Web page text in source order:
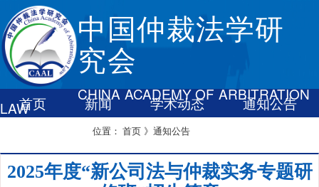
中国仲裁法学研
究会
CHINA ACADEMY OF ARBITRATION
LAW首页 新闻 学术动态
通知公告
位置： 首页 》通知公告
2025年度“新公司法与仲裁实务专题研